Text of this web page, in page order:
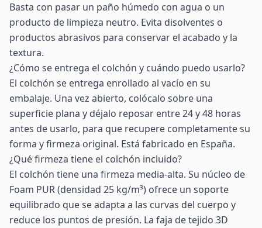
Basta con pasar un paño húmedo con agua o un
producto de limpieza neutro. Evita disolventes o
productos abrasivos para conservar el acabado y la
textura.
¿Cómo se entrega el colchón y cuándo puedo usarlo?
El colchón se entrega enrollado al vacío en su
embalaje. Una vez abierto, colócalo sobre una
superficie plana y déjalo reposar entre 24 y 48 horas
antes de usarlo, para que recupere completamente su
forma y firmeza original. Está fabricado en España.
¿Qué firmeza tiene el colchón incluido?
El colchón tiene una firmeza media-alta. Su núcleo de
Foam PUR (densidad 25 kg/m³) ofrece un soporte
equilibrado que se adapta a las curvas del cuerpo y
reduce los puntos de presión. La faja de tejido 3D